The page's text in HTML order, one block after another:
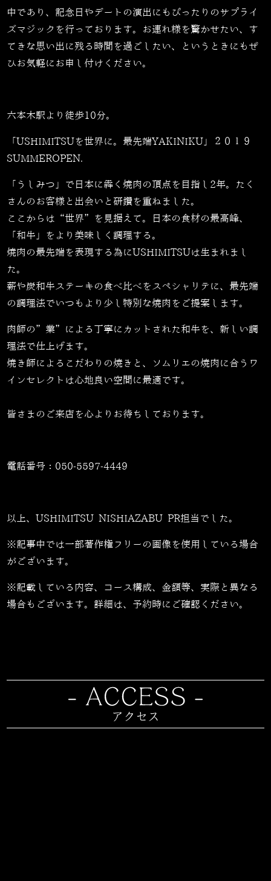
中であり、記念日やデートの演出にもぴったりのサプライ
ズマジックを行っております。お連れ様を驚かせたい、す
てきな思い出に残る時間を過ごしたい、というときにもぜ
ひお気軽にお申し付けください。
六本木駅より徒歩10分。
「USHIMITSUを世界に。最先端YAKINIKU」２０１９
SUMMEROPEN.
「うしみつ」で日本に犇く焼肉の頂点を目指し2年。たく
さんのお客様と出会いと研鑽を重ねました。
ここからは“世界”を見据えて。日本の食材の最高峰、
「和牛」をより美味しく調理する。
焼肉の最先端を表現する為にUSHIMITSUは生まれまし
た。
薪や炭和牛ステーキの食べ比べをスペシャリテに、最先端
の調理法でいつもより少し特別な焼肉をご提案します。
肉師の”業”による丁寧にカットされた和牛を、新しい調
理法で仕上げます。
焼き師によるこだわりの焼きと、ソムリエの焼肉に合うワ
インセレクトは心地良い空間に最適です。
皆さまのご来店を心よりお待ちしております。
電話番号： 050-5597-4449
以上、USHIMITSU NISHIAZABU PR担当でした。
※記事中では一部著作権フリーの画像を使用している場合
がございます。
※記載している内容、コース構成、金額等、実際と異なる
場合もございます。詳細は、予約時にご確認ください。